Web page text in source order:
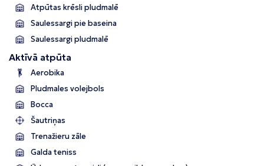
Atpūtas krēsli pludmalē
Saulessargi pie baseina
Saulessargi pludmalē
Aktīvā atpūta
Aerobika
Pludmales volejbols
Bocca
Šautriņas
Trenažieru zāle
Galda teniss